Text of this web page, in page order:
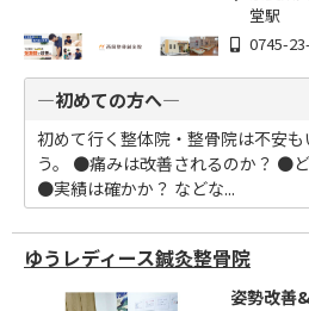
堂駅
0745-
―初めての方へ―
初めて行く整体院・整骨院は不安
う。 ●痛みは改善されるのか？ ●
●実績は確かか？ などな...
ゆうレディース鍼灸整骨院
姿勢改善